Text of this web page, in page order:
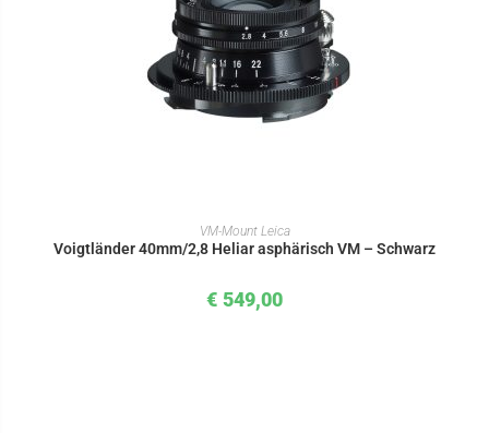
IN DEN WARENKORB
VM-Mount Leica
Voigtländer 40mm/2,8 Heliar asphärisch VM – Schwarz
€ 549,00